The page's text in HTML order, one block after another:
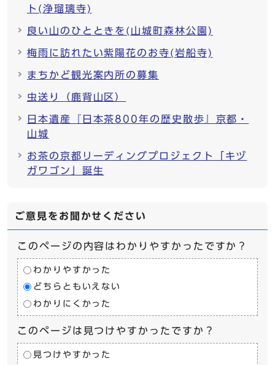
ト(浄瑠璃寺)
良い山のひとときを(山城町森林公園)
梅雨に訪れたい紫陽花のお寺(岩船寺)
まちかど観光案内所の募集
虫送り（鹿背山区）
日本遺産『日本茶800年の歴史散歩』京都・
山城
お茶の京都リーディングプロジェクト「キヅ
ガワゴン」誕生
ご意見をお聞かせください
このページの内容はわかりやすかったですか？
わかりやすかった
どちらともいえない
わかりにくかった
このページは見つけやすかったですか？
見つけやすかった